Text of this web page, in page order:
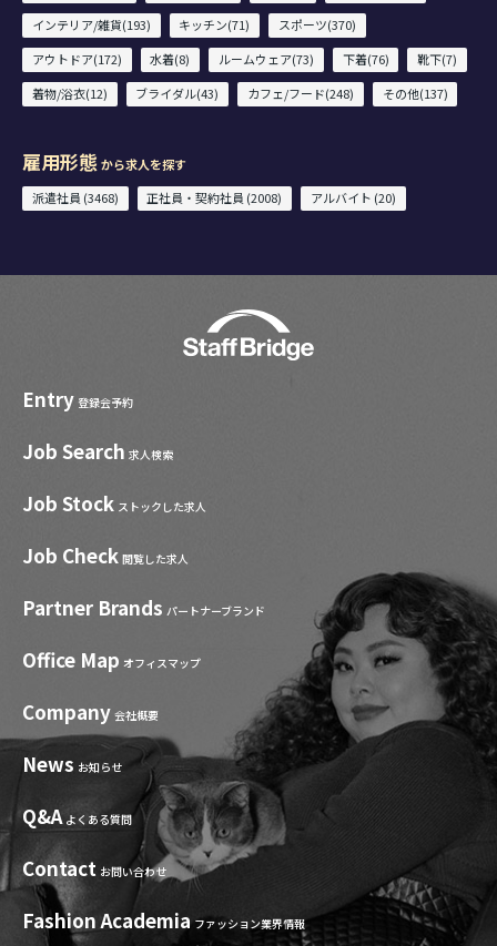
インテリア/雑貨(193)
キッチン(71)
スポーツ(370)
アウトドア(172)
水着(8) ルームウェア(73) 下着(76)
靴下(7)
着物/浴衣(12)
ブライダル(43) カフェ/フード(248) その他(137)
雇用形態 から求人を探す
派遣社員 (3468)
正社員・契約社員 (2008) アルバイト (20)
Entry 登録会予約
Job Search 求人検索
Job Stock ストックした求人
Job Check 閲覧した求人
Partner Brands パートナーブランド
Office Map オフィスマップ
Company 会社概要
News お知らせ
Q&A よくある質問
Contact お問い合わせ
Fashion Academia ファッション業界情報